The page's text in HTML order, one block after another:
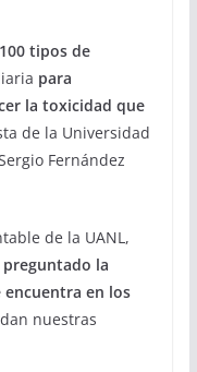
tipos de
para
la toxicidad que
de la Universidad
Fernández
de la UANL,
preguntado la
en los
nuestras